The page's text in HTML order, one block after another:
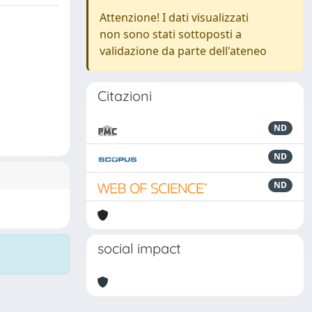
Attenzione! I dati visualizzati
non sono stati sottoposti a
validazione da parte dell'ateneo
Citazioni
ND
ND
ND
social impact